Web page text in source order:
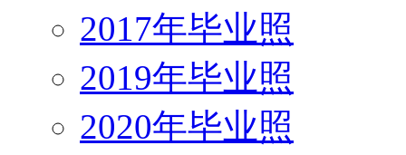
2017年毕业照
2019年毕业照
2020年毕业照